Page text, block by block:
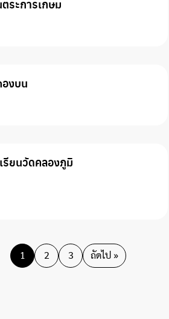
ระการเกษม
งบน
รียนวัดคลองภูมิ
1 2 3 ถัดไป »